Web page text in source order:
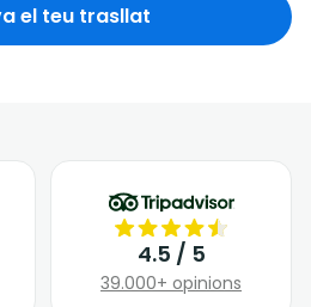
el teu trasllat
4.5 / 5
39.000+ opinions